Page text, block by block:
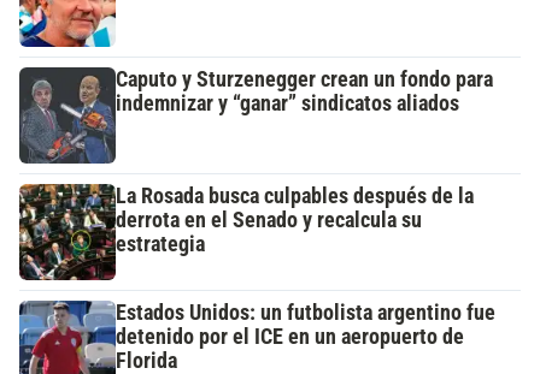
Caputo y Sturzenegger crean un fondo para
indemnizar y “ganar” sindicatos aliados
La Rosada busca culpables después de la
derrota en el Senado y recalcula su
estrategia
Estados Unidos: un futbolista argentino fue
detenido por el ICE en un aeropuerto de
Florida